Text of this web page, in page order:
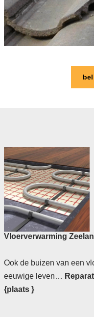
Vloerverwarming
Ook de buizen van een
eeuwige leven…
{plaats }